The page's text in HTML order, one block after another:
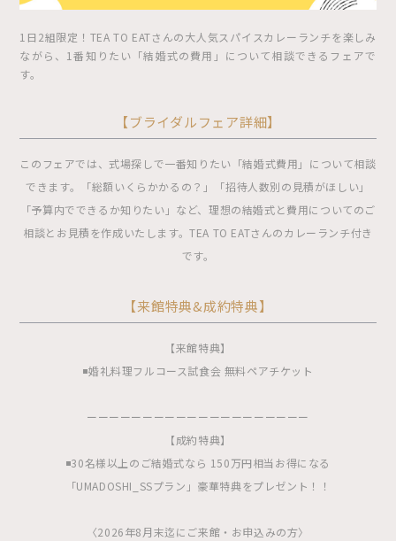
1日2組限定！TEA TO EATさんの大人気スパイスカレーランチを楽しみ
ながら、1番知りたい「結婚式の費用」について相談できるフェアで
す。
【ブライダルフェア詳細】
このフェアでは、式場探しで一番知りたい「結婚式費用」について相談
できます。「総額いくらかかるの？」「招待人数別の見積がほしい」
「予算内でできるか知りたい」など、理想の結婚式と費用についてのご
相談とお見積を作成いたします。TEA TO EATさんのカレーランチ付き
です。
【来館特典&成約特典】
【来館特典】
◾️婚礼料理フルコース試食会 無料ペアチケット
ーーーーーーーーーーーーーーーーーーーー
【成約特典】
◾️30名様以上のご結婚式なら 150万円相当お得になる
「UMADOSHI_SSプラン」豪華特典をプレゼント！！
〈2026年8月末迄にご来館・お申込みの方〉